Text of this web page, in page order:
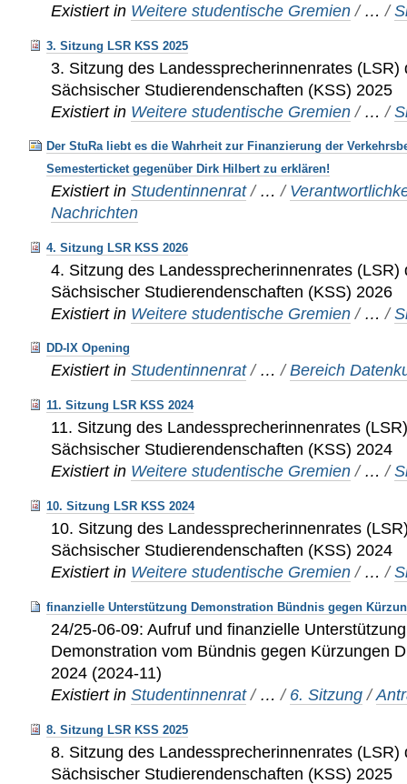
Existiert in Weitere studentische Gremien / …/
3. Sitzung LSR KSS 2025
3. Sitzung des Landessprecherinnenrates (LSR)
Sächsischer Studierendenschaften (KSS) 2025
Existiert in Weitere studentische Gremien / …/
Der StuRa liebt es die Wahrheit zur Finanzierung der
Semesterticket gegenüber Dirk Hilbert zu erklären!
Existiert in Studentinnenrat / …/
Nachrichten
4. Sitzung LSR KSS 2026
4. Sitzung des Landessprecherinnenrates (LSR)
Sächsischer Studierendenschaften (KSS) 2026
Existiert in Weitere studentische Gremien / …/
DD-IX Opening
Existiert in Studentinnenrat / …/Bereich
11. Sitzung LSR KSS 2024
11. Sitzung des Landessprecherinnenrates
Sächsischer Studierendenschaften (KSS) 2024
Existiert in Weitere studentische Gremien / …/
10. Sitzung LSR KSS 2024
10. Sitzung des Landessprecherinnenrates
Sächsischer Studierendenschaften (KSS) 2024
Existiert in Weitere studentische Gremien / …/
finanzielle Unterstützung Demonstration Bündnis gegen
24/25-06-09: Aufruf und finanzielle
Demonstration vom Bündnis gegen Kürzungen
2024 (2024-11)
Existiert in Studentinnenrat / …/ 6. Sitzung /
8. Sitzung LSR KSS 2025
8. Sitzung des Landessprecherinnenrates (LSR)
Sächsischer Studierendenschaften (KSS) 2025